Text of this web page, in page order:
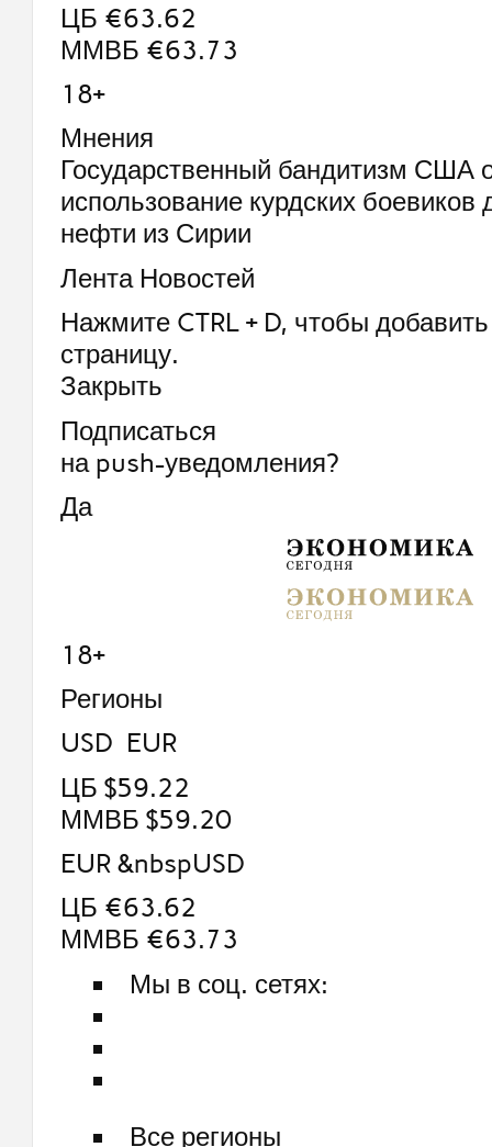
ЦБ €63.62
ММВБ €63.73
18+
Мнения
Государственный бандитизм США
использование курдских
нефти из Сирии
Лента Новостей
Нажмите CTRL + D, чтобы добавить
страницу.
Закрыть
Подписаться
на push-уведомления?
Да
18+
Регионы
USD EUR
ЦБ $59.22
ММВБ $59.20
EUR &nbspUSD
ЦБ €63.62
ММВБ €63.73
Мы в соц. сетях:
Все регионы